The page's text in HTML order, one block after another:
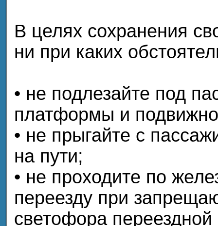
В целях сохранения
ни при каких
• не подлезайте под
платформы и
• не прыгайте с
на пути;
• не проходите по
переезду при
светофора переездной